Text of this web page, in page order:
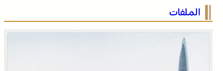
الصحراء المغربية .. كولومبيا تعلن تغييرا في موقفها وتعترف
بسيادة المغرب على صحرائه
الملفات